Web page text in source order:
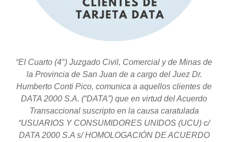
“El Cuarto (4°) Juzgado Civil, Comercial y de Minas de
la Provincia de San Juan de a cargo del Juez Dr.
Humberto Conti Pico, comunica a aquellos clientes de
DATA 2000 S.A. (“DATA”) que en virtud del Acuerdo
Transaccional suscripto en la causa caratulada
“USUARIOS Y CONSUMIDORES UNIDOS (UCU) c/
DATA 2000 S.A s/ HOMOLOGACIÓN DE ACUERDO